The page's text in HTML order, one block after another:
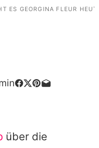
ES GEORGINA FLEUR HEUTE
über die